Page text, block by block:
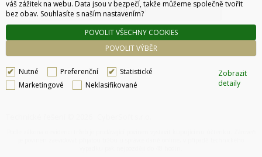
ODESLAT
váš zážitek na webu. Data jsou v bezpečí, takže můžeme společně tvořit
bez obav. Souhlasíte s naším nastavením?
POVOLIT VÝBĚR
POVOLIT VŠECHNY COOKIES
Nutné Preferenční
Statistické
Marketingové
Neklasifikované
Zobrazit
detaily